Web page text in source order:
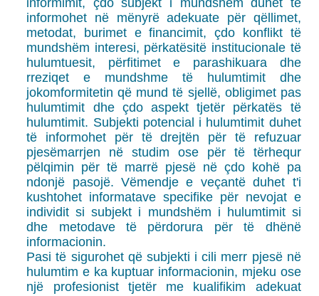
informimit, çdo subjekt i mundshëm duhet të
informohet në mënyrë adekuate për qëllimet,
metodat, burimet e financimit, çdo konflikt të
mundshëm interesi, përkatësitë institucionale të
hulumtuesit, përfitimet e parashikuara dhe
rreziqet e mundshme të hulumtimit dhe
jokomformitetin që mund të sjellë, obligimet pas
hulumtimit dhe çdo aspekt tjetër përkatës të
hulumtimit. Subjekti potencial i hulumtimit duhet
të informohet për të drejtën për të refuzuar
pjesëmarrjen në studim ose për të tërhequr
pëlqimin për të marrë pjesë në çdo kohë pa
ndonjë pasojë. Vëmendje e veçantë duhet t'i
kushtohet informatave specifike për nevojat e
individit si subjekt i mundshëm i hulumtimit si
dhe metodave të përdorura për të dhënë
informacionin.
Pasi të sigurohet që subjekti i cili merr pjesë në
hulumtim e ka kuptuar informacionin, mjeku ose
një profesionist tjetër me kualifikim adekuat